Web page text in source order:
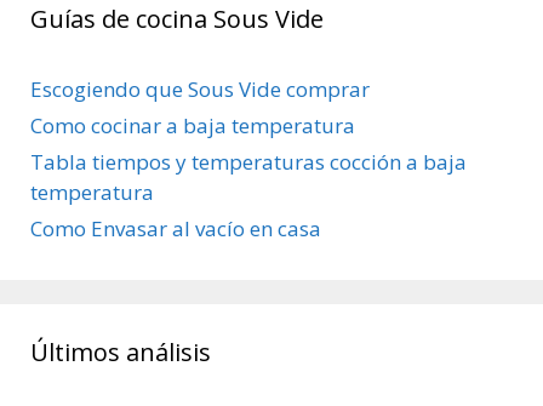
Guías de cocina Sous Vide
Escogiendo que Sous Vide comprar
Como cocinar a baja temperatura
Tabla tiempos y temperaturas cocción a baja
temperatura
Como Envasar al vacío en casa
Últimos análisis